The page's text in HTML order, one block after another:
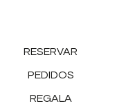
RESERVAR
PEDIDOS
REGALA